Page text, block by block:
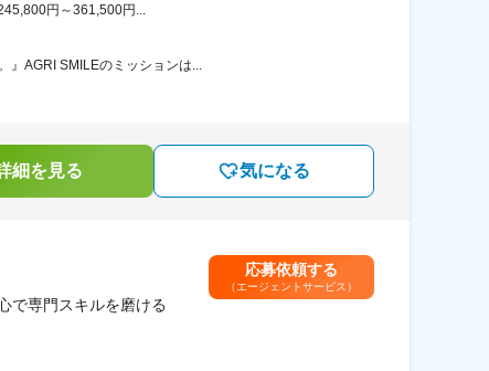
円～361,500円...
AGRI SMILEのミッションは...
細を見る 気になる
で専門スキルを磨ける
応募依頼する
（エージェントサービス）